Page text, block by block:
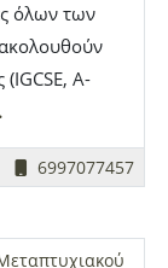
όλων των
A-
τα
6997077457